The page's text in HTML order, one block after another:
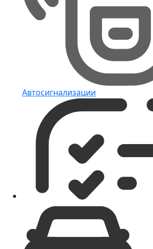
Автосигнализации